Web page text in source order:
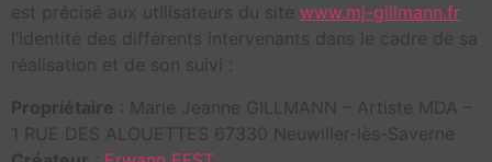
est précisé aux utilisateurs du site www.mj-gillmann.fr
l’identité des différents intervenants dans le cadre de sa
réalisation et de son suivi :
Propriétaire : Marie Jeanne GILLMANN – Artiste MDA –
1 RUE DES ALOUETTES 67330 Neuwiller-lès-Saverne